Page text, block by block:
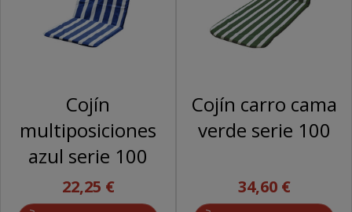
Cojín
multiposiciones
azul serie 100
22,25 €
Cojín carro cama
verde serie 100
34,60 €